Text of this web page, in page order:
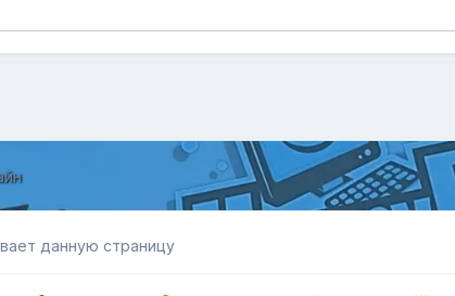
данную страницу